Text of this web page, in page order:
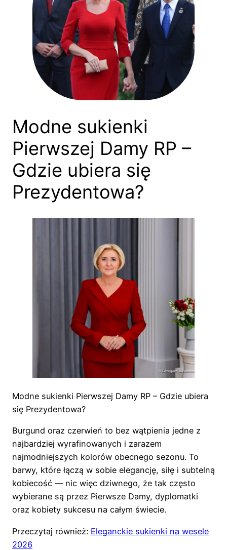
Modne sukienki
Pierwszej Damy RP –
Gdzie ubiera się
Prezydentowa?
Modne sukienki Pierwszej Damy RP – Gdzie ubiera
się Prezydentowa?
Burgund oraz czerwień to bez wątpienia jedne z
najbardziej wyrafinowanych i zarazem
najmodniejszych kolorów obecnego sezonu. To
barwy, które łączą w sobie elegancję, siłę i subtelną
kobiecość — nic więc dziwnego, że tak często
wybierane są przez Pierwsze Damy, dyplomatki
oraz kobiety sukcesu na całym świecie.
Przeczytaj również: Eleganckie sukienki na wesele
2026